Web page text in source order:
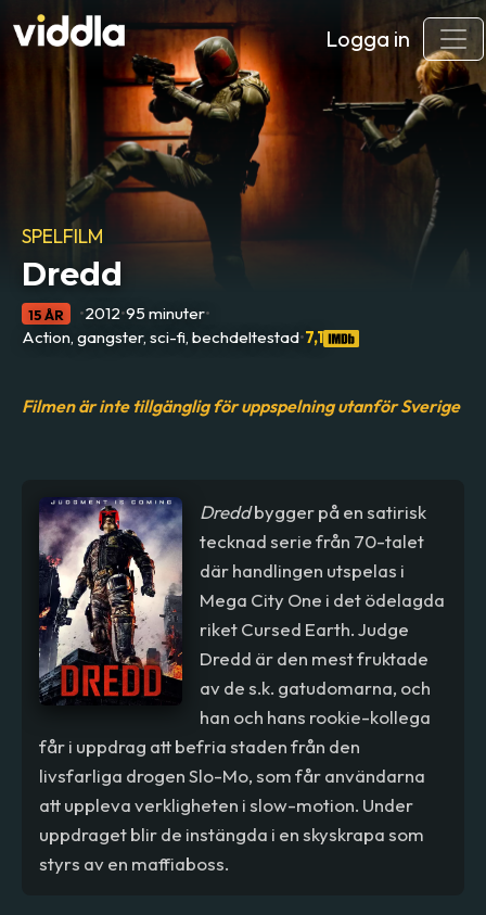
Logga in
SPELFILM
Dredd
15 ÅR •2012•95 minuter•
Action, gangster, sci-fi, bechdeltestad•7,1
Filmen är inte tillgänglig för uppspelning utanför Sverige
Dreddbygger på en satirisk
tecknad serie från 70-talet
där handlingen utspelas i
Mega City One i det ödelagda
riket Cursed Earth. Judge
Dredd är den mest fruktade
av de s.k. gatudomarna, och
han och hans rookie-kollega
får i uppdrag att befria staden från den
livsfarliga drogen Slo-Mo, som får användarna
att uppleva verkligheten i slow-motion. Under
uppdraget blir de instängda i en skyskrapa som
styrs av en maffiaboss.